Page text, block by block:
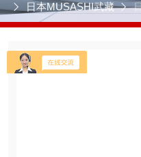
日本MUSASHI武藏
动活塞控制阀